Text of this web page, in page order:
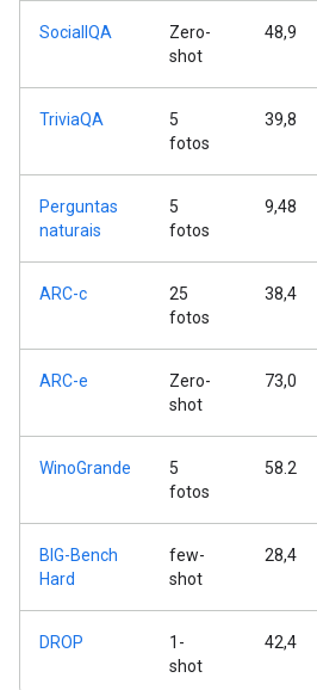
SocialIQA
Zero-
shot
48,9
TriviaQA
5
fotos
39,8
Perguntas
naturais
5
fotos
9,48
ARC-c
25
fotos
38,4
ARC-e
Zero-
shot
73,0
WinoGrande
5
fotos
58.2
BIG-Bench
Hard
few-
shot
28,4
DROP
1-
shot
42,4